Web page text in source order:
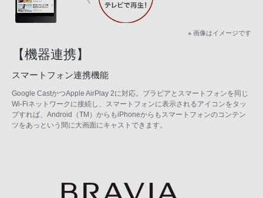
※ 画像はイメージです
【機器連携】
スマートフォン連携機能
Google CastかつApple AirPlay 2に対応。ブラビアとスマートフォンを同じ
Wi-Fiネットワークに接続し、スマートフォンに表示されるアイコンをタッ
プすれば、Android（TM）からもiPhoneからもスマートフォンのコンテン
ツをあっという間に大画面にキャストできます。